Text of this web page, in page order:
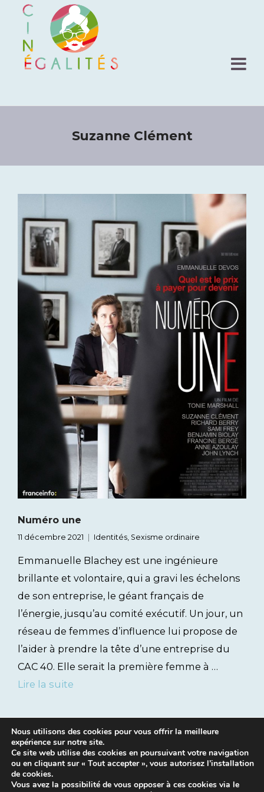
Suzanne Clément
Numéro une
11 décembre 2021 Identités, Sexisme ordinaire
Emmanuelle Blachey est une ingénieure
brillante et volontaire, qui a gravi les échelons
de son entreprise, le géant français de
l’énergie, jusqu’au comité exécutif. Un jour, un
réseau de femmes d’influence lui propose de
l’aider à prendre la tête d’une entreprise du
CAC 40. Elle serait la première femme à …
Lire la suite
Nous utilisons des cookies pour vous offrir la meilleure
expérience sur notre site.
Ce site web utilise des cookies en poursuivant votre navigation
ou en cliquant sur « Tout accepter », vous autorisez l’installation
de cookies.
Vous avez la possibilité de vous opposer à ces cookies via le